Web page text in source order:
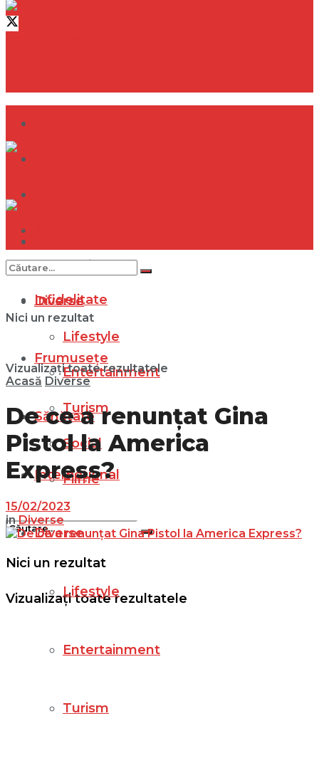
Internațional
Diverse
Lifestyle
Entertainment
Turism
Social
Filme
Nici un rezultat
Vizualizați toate rezultatele
Infidelitate
Frumusețe
Sănătate
Internațional
Diverse
Lifestyle
Entertainment
Turism
Nici un rezultat
Vizualizați toate rezultatele
Acasă Diverse
De ce a renunțat Gina
Pistol la America
Express?
15/02/2023
in Diverse